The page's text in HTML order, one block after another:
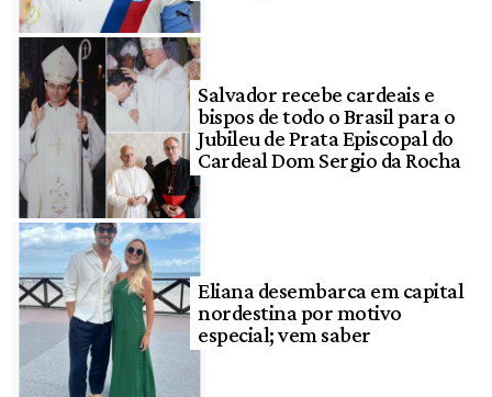
Salvador recebe cardeais e
bispos de todo o Brasil para o
Jubileu de Prata Episcopal do
Cardeal Dom Sergio da Rocha
Eliana desembarca em capital
nordestina por motivo
especial; vem saber